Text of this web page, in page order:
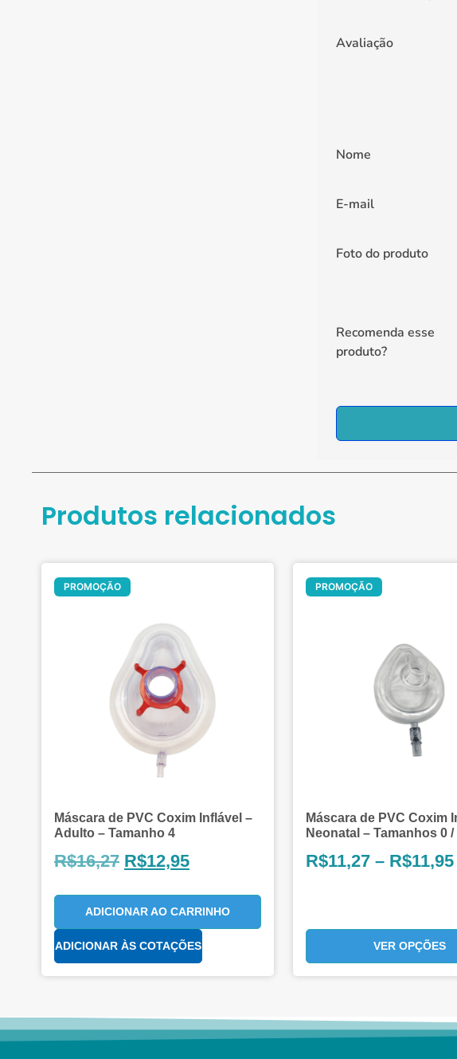
Avaliação
Nome
E-mail
Foto do produto
Recomenda esse
produto?
Produtos relacionados
PROMOÇÃO
Máscara de PVC Coxim Inflável –
Adulto – Tamanho 4
R$16,27 R$12,95
ADICIONAR AO CARRINHO
ADICIONAR ÀS COTAÇÕES
PROMOÇÃO
Máscara de PVC Coxim
Neonatal – Tamanhos 0 /
R$11,27 – R$11,95
VER OPÇÕES